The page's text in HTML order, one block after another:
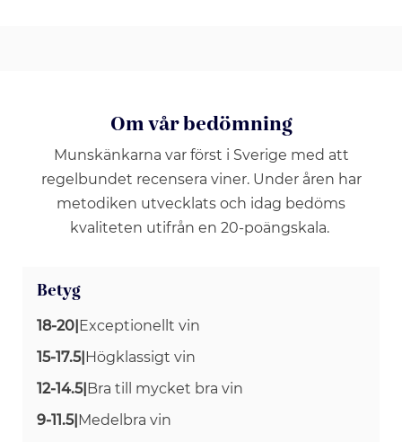
Om vår bedömning
Munskänkarna var först i Sverige med att
regelbundet recensera viner. Under åren har
metodiken utvecklats och idag bedöms
kvaliteten utifrån en 20-poängskala.
Betyg
18-20 Exceptionellt vin
15-17.5| Högklassigt vin
12-14.5| Bra till mycket bra vin
9-11.5| Medelbra vin